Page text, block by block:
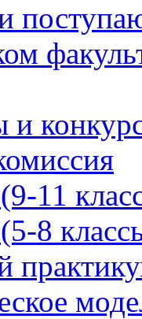
11
8